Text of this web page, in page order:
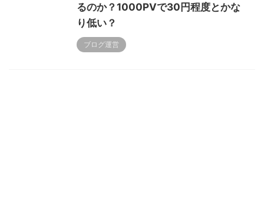
るのか？1000PVで30円程度とかな
り低い？
ブログ運営